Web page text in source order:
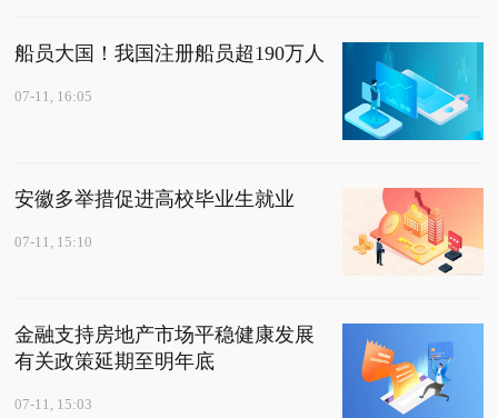
船员大国！我国注册船员超190万人
07-11, 16:05
安徽多举措促进高校毕业生就业
07-11, 15:10
金融支持房地产市场平稳健康发展
有关政策延期至明年底
07-11, 15:03